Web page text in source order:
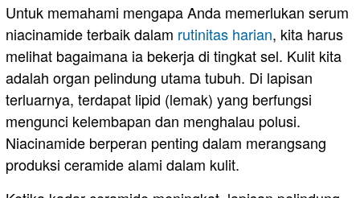
​Untuk memahami mengapa Anda memerlukan serum
niacinamide terbaik dalam rutinitas harian, kita harus
melihat bagaimana ia bekerja di tingkat sel. Kulit kita
adalah organ pelindung utama tubuh. Di lapisan
terluarnya, terdapat lipid (lemak) yang berfungsi
mengunci kelembapan dan menghalau polusi.
Niacinamide berperan penting dalam merangsang
produksi ceramide alami dalam kulit.